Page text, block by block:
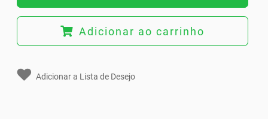
Adicionar ao carrinho
Adicionar a Lista de Desejo